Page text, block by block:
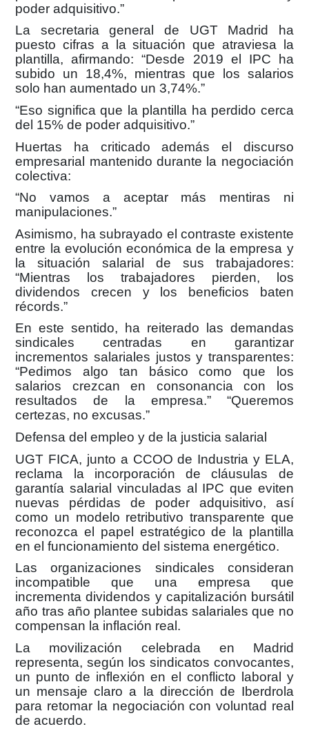
poder adquisitivo.”
La secretaria general de UGT Madrid ha
puesto cifras a la situación que atraviesa la
plantilla, afirmando:“Desde 2019 el IPC ha
subido un 18,4%, mientras que los salarios
solo han aumentado un 3,74%.”
“Eso significa que la plantilla ha perdido cerca
del 15% de poder adquisitivo.”
Huertas ha criticado además el discurso
empresarial mantenido durante la negociación
colectiva:
“No vamos a aceptar más mentiras ni
manipulaciones.”
Asimismo, ha subrayado el contraste existente
entre la evolución económica de la empresa y
la situación salarial de sus trabajadores:
“Mientras los trabajadores pierden, los
dividendos crecen y los beneficios baten
récords.”
En este sentido, ha reiterado las demandas
sindicales centradas en garantizar
incrementos salariales justos y transparentes:
“Pedimos algo tan básico como que los
salarios crezcan en consonancia con los
resultados de la empresa.” “Queremos
certezas, no excusas.”
Defensa del empleo y de la justicia salarial
UGT FICA, junto a CCOO de Industria y ELA,
reclama la incorporación de cláusulas de
garantía salarial vinculadas al IPC que eviten
nuevas pérdidas de poder adquisitivo, así
como un modelo retributivo transparente que
reconozca el papel estratégico de la plantilla
en el funcionamiento del sistema energético.
Las organizaciones sindicales consideran
incompatible que una empresa que
incrementa dividendos y capitalización bursátil
año tras año plantee subidas salariales que no
compensan la inflación real.
La movilización celebrada en Madrid
representa, según los sindicatos convocantes,
un punto de inflexión en el conflicto laboral y
un mensaje claro a la dirección de Iberdrola
para retomar la negociación con voluntad real
de acuerdo.